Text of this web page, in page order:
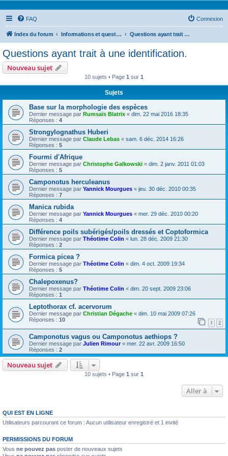
FAQ Connexion
Index du forum Informations et questions taxonomiques Questions ayant trait à une identification.
Questions ayant trait à une identification.
Nouveau sujet
10 sujets • Page 1 sur 1
Sujets
Base sur la morphologie des espèces
Dernier message par Rumsaïs Blatrix « dim. 22 mai 2016 18:35
Réponses : 4
Strongylognathus Huberi
Dernier message par Claude Lebas « sam. 6 déc. 2014 16:26
Réponses : 5
Fourmi d'Afrique
Dernier message par Christophe Galkowski « dim. 2 janv. 2011 01:03
Réponses : 5
Camponotus herculeanus
Dernier message par Yannick Mourgues « jeu. 30 déc. 2010 00:35
Réponses : 7
Manica rubida
Dernier message par Yannick Mourgues « mer. 29 déc. 2010 00:20
Réponses : 4
Différence poils subérigés/poils dressés et Coptoformica
Dernier message par Théotime Colin « lun. 28 déc. 2009 21:30
Réponses : 2
Formica picea ?
Dernier message par Théotime Colin « dim. 4 oct. 2009 19:34
Réponses : 5
Chalepoxenus?
Dernier message par Théotime Colin « dim. 20 sept. 2009 23:06
Réponses : 1
Leptothorax cf. acervorum
Dernier message par Christian Dégache « dim. 10 mai 2009 07:26
Réponses : 10 1 2
Camponotus vagus ou Camponotus aethiops ?
Dernier message par Julien Rimour« mer. 22 avr. 2009 16:50
Réponses : 2
Nouveau sujet
10 sujets • Page 1 sur 1
Aller à
QUI EST EN LIGNE
Utilisateurs parcourant ce forum : Aucun utilisateur enregistré et 1 invité
PERMISSIONS DU FORUM
Vous ne pouvez pas poster de nouveaux sujets